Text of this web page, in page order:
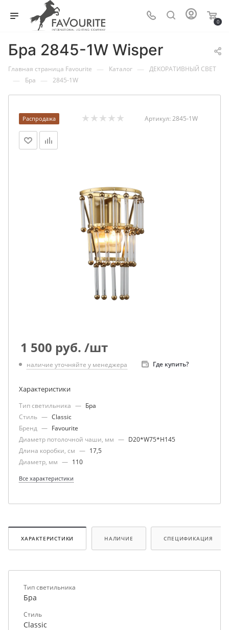
0
Бра 2845-1W Wisper
Главная страница Favourite — Каталог — ДЕКОРАТИВНЫЙ СВЕТ
— Бра — 2845-1W
Распродажа Артикул: 2845-1W
1 500 руб. /шт
наличие уточняйте у менеджера Где купить?
Характеристики
Тип светильника — Бра
Стиль — Classic
Бренд — Favourite
Диаметр потолочной чаши, мм — D20*W75*H145
Длина коробки, см — 17,5
Диаметр, мм — 110
Все характеристики
ХАРАКТЕРИСТИКИ НАЛИЧИЕ СПЕЦИФИКАЦИЯ
Тип светильника
Бра
Стиль
Classic